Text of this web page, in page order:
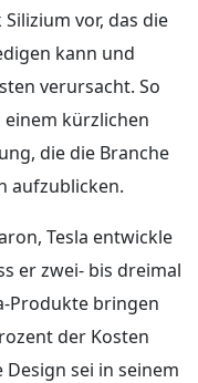
vor, das die
kann und
verursacht. So
einem kürzlichen
die die Branche
aufzublicken.
Tesla entwickle
er zwei- bis dreimal
Produkte bringen
der Kosten
sei in seinem